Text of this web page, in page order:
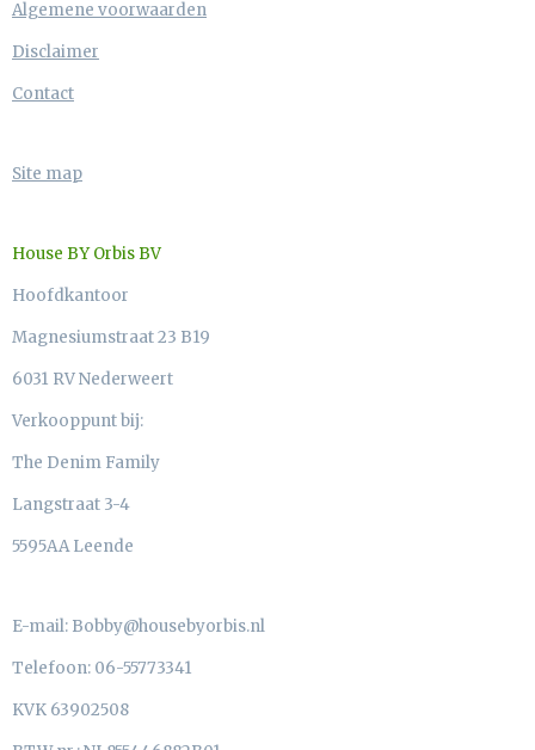
Algemene voorwaarden
Disclaimer
Contact
Site map
House BY Orbis BV
Hoofdkantoor
Magnesiumstraat 23 B19
6031 RV Nederweert
Verkooppunt bij:
The Denim Family
Langstraat 3-4
5595AA Leende
E-mail: Bobby@housebyorbis.nl
Telefoon: 06-55773341
KVK 63902508